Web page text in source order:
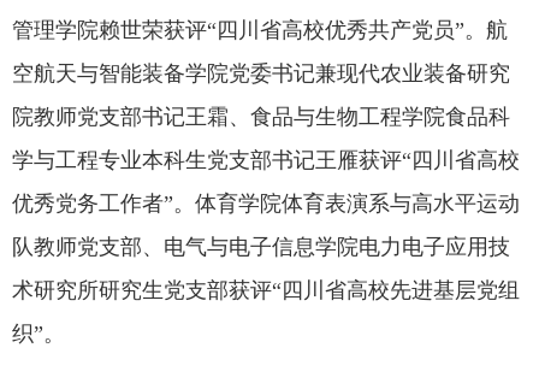
人才招聘
学生
管理学院赖世荣获评“四川省高校优秀共产党员”。航
空航天与智能装备学院党委书记兼现代农业装备研究
院教师党支部书记王霜、食品与生物工程学院食品科
学与工程专业本科生党支部书记王雁获评“四川省高校
优秀党务工作者”。体育学院体育表演系与高水平运动
队教师党支部、电气与电子信息学院电力电子应用技
术研究所研究生党支部获评“四川省高校先进基层党组
织”。